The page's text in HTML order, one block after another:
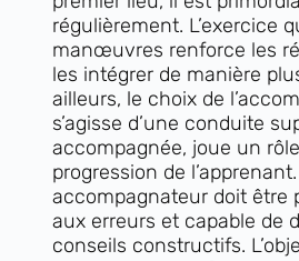
régulièrement. L’exercice
manœuvres renforce les
les intégrer de manière
ailleurs, le choix de
s’agisse d’une conduite
accompagnée, joue un
progression de
accompagnateur doit être
aux erreurs et capable de
conseils constructifs.